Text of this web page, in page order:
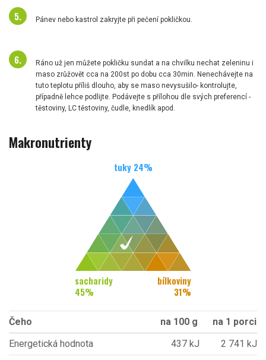
Pánev nebo kastrol zakryjte při pečení pokličkou.
Ráno už jen můžete pokličku sundat a na chvilku nechat zeleninu i
maso zrůžovět cca na 200st po dobu cca 30min. Nenechávejte na
tuto teplotu příliš dlouho, aby se maso nevysušilo- kontrolujte,
případně lehce podlijte. Podávejte s přílohou dle svých preferencí -
těstoviny, LC těstoviny, čudle, knedlík apod.
Makronutrienty
tuky 24%
sacharidy
45%
bílkoviny
31%
Čeho na 100 g
na 1 porci
Energetická hodnota
437 kJ 2 741 kJ